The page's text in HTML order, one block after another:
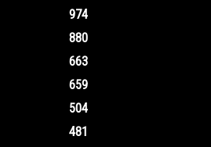
974
880
663
659
504
481